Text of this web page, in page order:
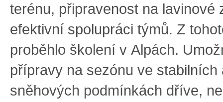
terénu, připravenost na lavinové
efektivní spolupráci týmů. Z
proběhlo školení v Alpách.
přípravy na sezónu ve stabilních
sněhových podmínkách dříve,